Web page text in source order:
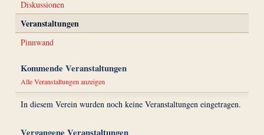
Diskussionen
Veranstaltungen
Pinnwand
Kommende Veranstaltungen
Alle Veranstaltungen anzeigen
In diesem Verein wurden noch keine Veranstaltungen eingetragen.
Vergangene Veranstaltungen